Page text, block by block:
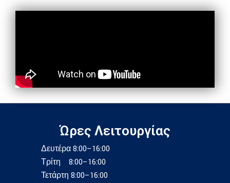
Ώρες Λειτουργίας
Δευτέρα 8:00–16:00
Τρίτη 8:00–16:00
Τετάρτη 8:00–16:00